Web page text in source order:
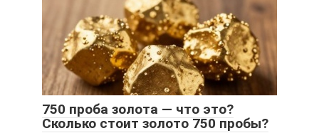
750 проба золота — что это?
Сколько стоит золото 750 пробы?